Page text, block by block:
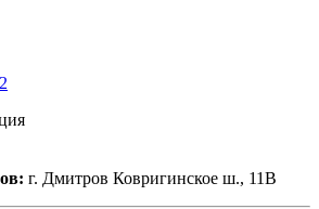
г. Дмитров Ковригинское ш., 11В